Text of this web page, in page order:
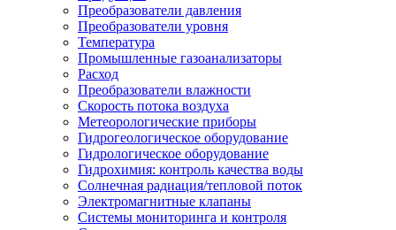
Преобразователи давления
Преобразователи уровня
Температура
Промышленные газоанализаторы
Расход
Преобразователи влажности
Скорость потока воздуха
Метеорологические приборы
Гидрогеологическое оборудование
Гидрологическое оборудование
Гидрохимия: контроль качества воды
Солнечная радиация/тепловой поток
Электромагнитные клапаны
Системы мониторинга и контроля